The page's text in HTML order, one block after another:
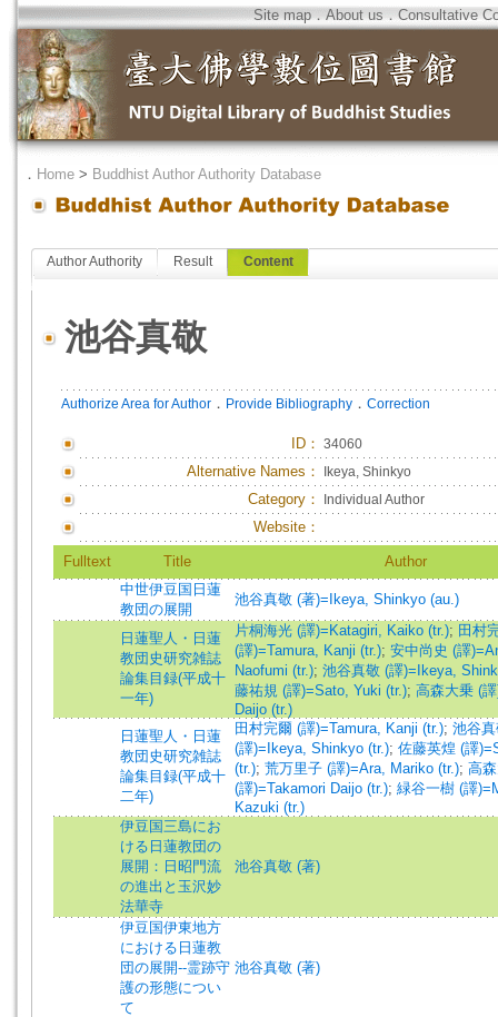
Site map．About us．Consultative
． Home > Buddhist Author Authority Database
Author Authority Result Content
池谷真敬
Authorize Area for Author ． Provide Bibliography ． Correction
ID ： 34060
Alternative Names： Ikeya, Shinkyo
Category： Individual Author
Website：
Fulltext Title
Author
中世伊豆国日蓮
教団の展開
池谷真敬 (著)=Ikeya, Shinkyo (au.)
日蓮聖人・日蓮
教団史研究雑誌
論集目録(平成十
一年)
片桐海光 (譯)=Katagiri, Kaiko (tr.); 田村
(譯)=Tamura, Kanji (tr.); 安中尚史 (譯
Naofumi (tr.); 池谷真敬 (譯)=Ikeya,
藤祐規 (譯)=Sato, Yuki (tr.); 高森大乗 (
Daijo (tr.)
日蓮聖人・日蓮
教団史研究雑誌
論集目録(平成十
二年)
田村完爾 (譯)=Tamura, Kanji (tr.); 池谷
(譯)=Ikeya, Shinkyo (tr.); 佐藤英煌 (譯
(tr.); 荒万里子 (譯)=Ara, Mariko (tr.); 高
(譯)=Takamori Daijo (tr.); 緑谷一樹 (譯
Kazuki (tr.)
伊豆国三島にお
ける日蓮教団の
展開：日昭門流
の進出と玉沢妙
法華寺
池谷真敬 (著)
伊豆国伊東地方
における日蓮教
団の展開--霊跡守
護の形態につい
て
池谷真敬 (著)